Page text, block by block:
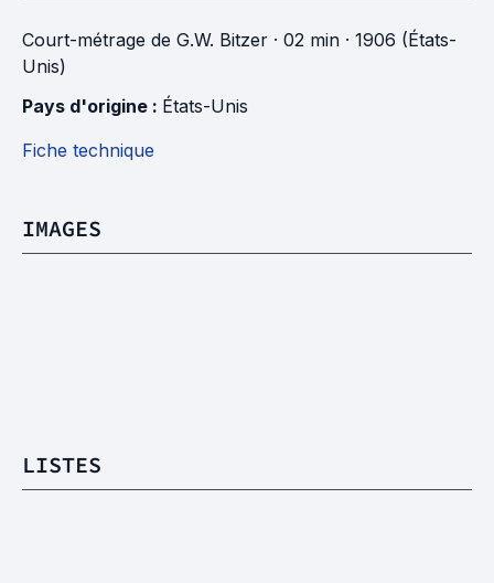
Court-métrage de G.W. Bitzer · 02 min · 1906 (États-
Unis)
Pays d'origine : États-Unis
Fiche technique
IMAGES
LISTES